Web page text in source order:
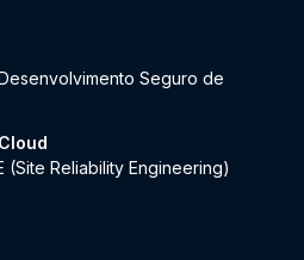
Seguro de
(Site Reliability Engineering)